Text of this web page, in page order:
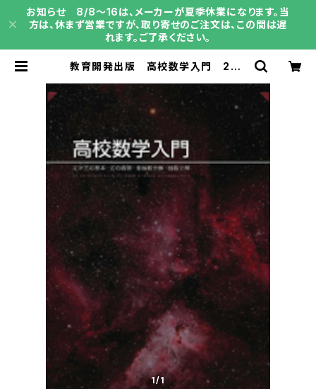
お知らせ 8/8～16は、メーカーが夏季休業になります。当
方は、休まず営業ですが、取り寄せのご注文は、この間は遅
れます。ご了承ください。
教育開発出版 高校数学入門 202
（いくのしょてん）
1/1